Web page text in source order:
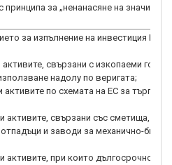
принципа за „ненанасяне на
за изпълнение на инвестиция НЕ се
активите, свързани с изкопаеми
надолу по веригата;
активите по схемата на ЕС за
активите, свързани със сметища,
отпадъци и заводи за механично-
активите, при които дългосрочното